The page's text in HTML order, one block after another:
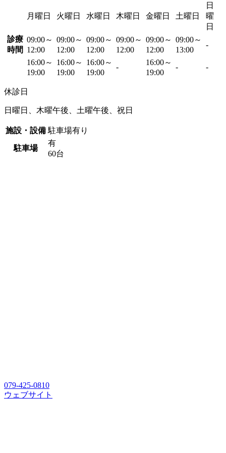
月曜日 火曜日 水曜日 木曜日 金曜日 土曜日
日
曜
日
診療
時間
09:00～
12:00
09:00～
12:00
09:00～
12:00
09:00～
12:00
09:00～
12:00
09:00～
13:00
-
16:00～
19:00
16:00～
19:00
16:00～
19:00
-
16:00～
19:00
- -
休診日
日曜日、木曜午後、土曜午後、祝日
施設・設備 駐車場有り
駐車場
有
60台
079-425-0810
ウェブサイト